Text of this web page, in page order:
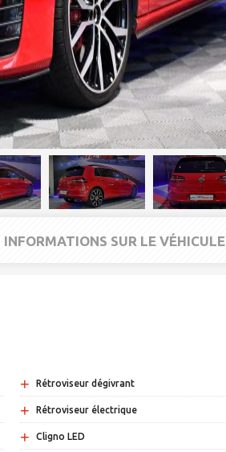
INFORMATIONS SUR LE VÉHICULE
+ Rétroviseur dégivrant
+ Rétroviseur électrique
+ Cligno LED